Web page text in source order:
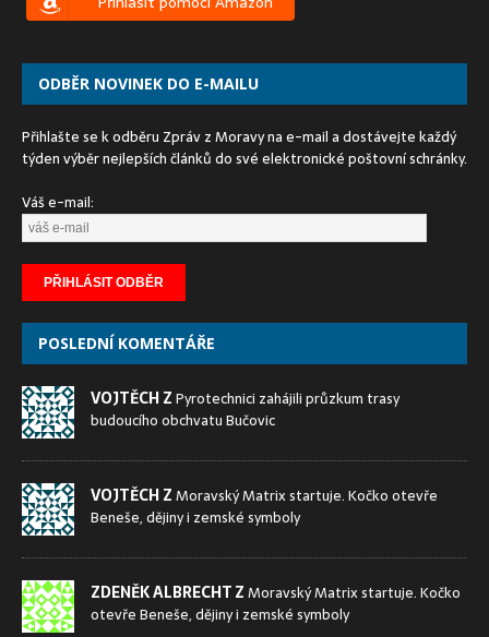
ODBĚR NOVINEK DO E-MAILU
Přihlašte se k odběru Zpráv z Moravy na e-mail a dostávejte každý
týden výběr nejlepších článků do své elektronické poštovní schránky.
Váš e-mail:
POSLEDNÍ KOMENTÁŘE
VOJTĚCH ZPyrotechnici zahájili průzkum trasy
budoucího obchvatu Bučovic
VOJTĚCH ZMoravský Matrix startuje. Kočko otevře
Beneše, dějiny i zemské symboly
ZDENĚK ALBRECHT ZMoravský Matrix startuje. Kočko
otevře Beneše, dějiny i zemské symboly